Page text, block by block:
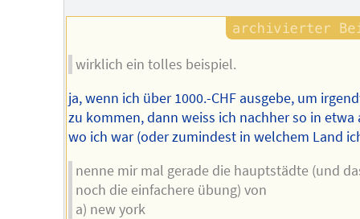
wirklich ein tolles beispiel.
ja, wenn ich über 1000.-CHF ausgebe, um
zu kommen, dann weiss ich nachher so in etwa
wo ich war (oder zumindest in welchem Land
nenne mir mal gerade die hauptstädte (und
noch die einfachere übung) von
a) new york